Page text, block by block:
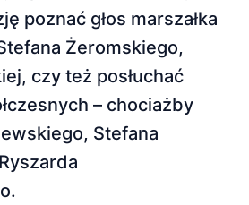
poznać głos marszałka
Żeromskiego,
czy też posłuchać
– chociażby
Stefana